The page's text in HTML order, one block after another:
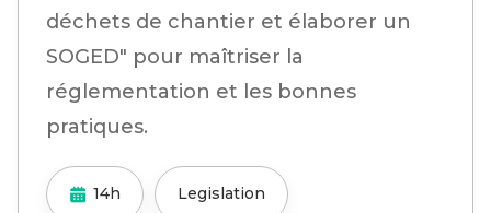
déchets de chantier et élaborer un
SOGED" pour maîtriser la
réglementation et les bonnes
pratiques.
14h Legislation